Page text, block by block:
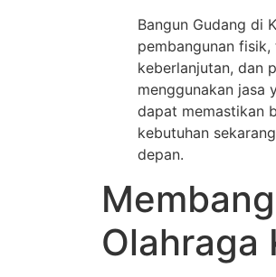
Bangun Gudang di
pembangunan
keberlanjutan, dan
menggunakan jasa
dapat memastikan
kebutuhan
depan.
Olahraga